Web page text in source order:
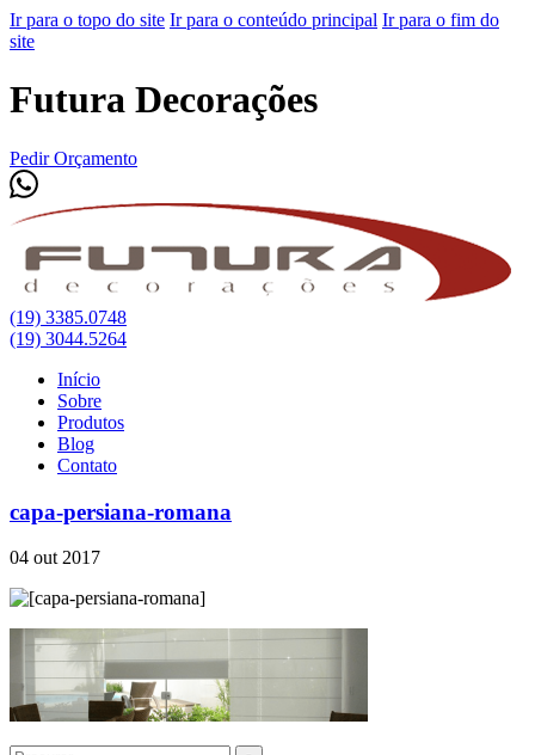
Ir para o topo do site Ir para o conteúdo principal Ir para o fim do
site
Futura Decorações
Pedir Orçamento
(19) 3385.0748
(19) 3044.5264
Início
Sobre
Produtos
Blog
Contato
capa-persiana-romana
04 out 2017